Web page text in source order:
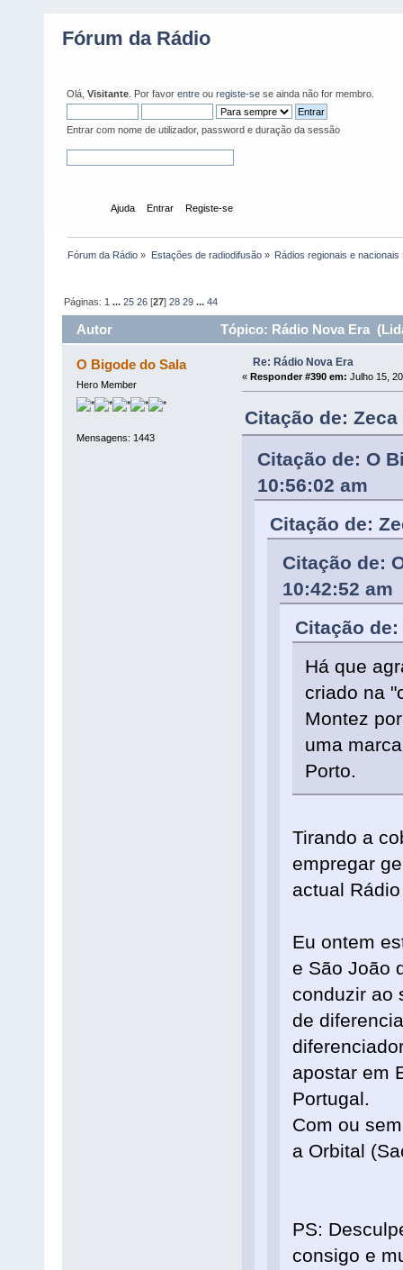
Fórum da Rádio
Olá, Visitante . Por favor entre ou registe-se se ainda não for membro.
Entrar com nome de utilizador, password e duração da sessão
Ajuda Entrar Registe-se
Fórum da Rádio » Estações de radiodifusão» Rádios regionais e nacionais
Páginas: 1 ...25 26 [27]28 29 ...44
Autor Tópico: Rádio Nova Era
O Bigode do Sala
Hero Member
Mensagens: 1443
Re: Rádio Nova Era
« Responder #390 em: Julho 15,
Citação de:
Citação de: O
10:56:02 am
Citação de:
Citação de:
10:42:52 am
Citação de:
Há que
criado na
Montez
uma
Porto.
Tirando a
empregar
actual
Eu ontem
e São João
conduzir ao
de
apostar em
Portugal.
Com ou
a Orbital
PS:
consigo e